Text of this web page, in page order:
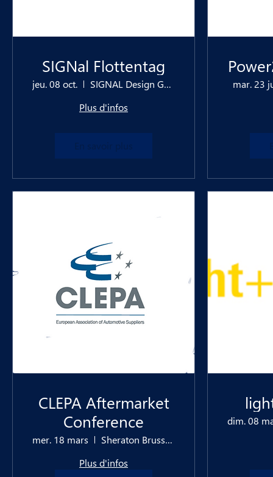
SIGNal Flottentag
jeu. 08 oct.
SIGNAL Design GmbH
Plus d'infos
mar. 23
CLEPA Aftermarket
Conference
mer. 18 mars
Sheraton Brussels Airport Hotel
Plus d'infos
dim. 08